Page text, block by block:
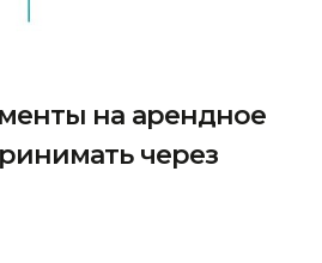
на арендное
через